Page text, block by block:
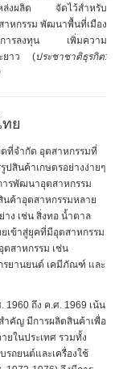
ล่งผลิต จัดไว้สำหรับ
าหกรรม พัฒนาพื้นที่เมือง
ริมการลงทุน เพิ่มความ
ะยาว (ประชาชาติธุรกิต:
ย
จำกัด อุตสาหกรรมที่
สินค้าเกษตรอย่างง่ายๆ
ารพัฒนาอุตสาหกรรม
นค้าอุตสาหกรรมหลาย
ง เช่น สิ่งทอ น้ำตาล
เข้าสู่ยุคที่มีอุตสาหกรรม
ตสาหกรรม เช่น
รยานยนต์ เคมีภัณฑ์ และ
ถึง ค.ศ. 1969 เน้น
ำคัญ มีการผลิตสินค้าเพื่อ
ในประเทศ รวมทั้ง
ถยนต์และเครื่องใช้